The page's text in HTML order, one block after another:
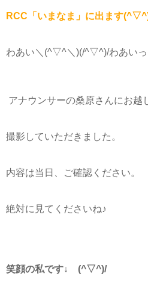
RCC「いまなま」に出ます
わあい＼(^▽^＼)(/^▽^)/わあいっ
アナウンサーの桑原さんにお越
撮影していただきました。
内容は当日、ご確認ください。
絶対に見てくださいね♪
笑顔の私です↓ (^▽^)/